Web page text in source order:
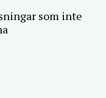
som inte